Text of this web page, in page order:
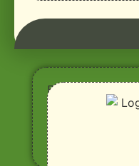
Entre
Rhône,
Alpilles
et
Durance